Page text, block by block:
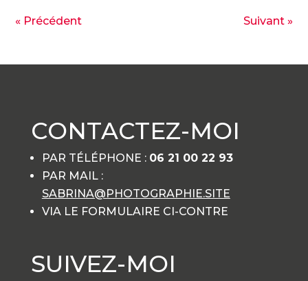
« Précédent Suivant »
CONTACTEZ-MOI
PAR TÉLÉPHONE : 06 21 00 22 93
PAR MAIL :
SABRINA@PHOTOGRAPHIE.SITE
VIA LE FORMULAIRE CI-CONTRE
SUIVEZ-MOI